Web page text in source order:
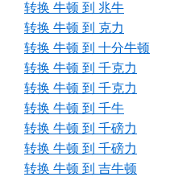
转换 牛顿 到 兆牛
转换 牛顿 到 克力
转换 牛顿 到 十分牛顿
转换 牛顿 到 千克力
转换 牛顿 到 千克力
转换 牛顿 到 千牛
转换 牛顿 到 千磅力
转换 牛顿 到 千磅力
转换 牛顿 到 吉牛顿